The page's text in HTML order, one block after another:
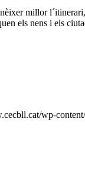
millor
els nens i els
wp-